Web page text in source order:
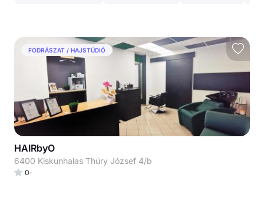
FODRÁSZAT / HAJSTÚDIÓ
HAIRbyO
6400 Kiskunhalas Thúry József 4/b
0